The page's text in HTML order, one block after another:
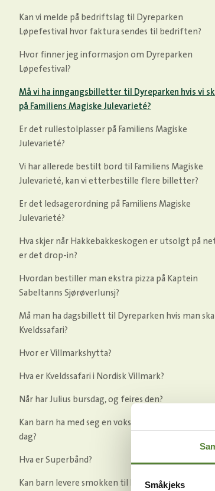
Småkjeks
Kan vi melde på bedriftslag til Dyreparken
Løpefestival hvor faktura sendes til bedriften?
Hvor finner jeg informasjon om Dyreparken
Løpefestival?
Må vi ha inngangsbilletter til Dyreparken hvis vi
på Familiens Magiske Julevarieté?
Er det rullestolplasser på Familiens Magiske
Julevarieté?
Vi har allerede bestilt bord til Familiens Magiske
Julevarieté, kan vi etterbestille flere billetter?
Er det ledsagerordning på Familiens Magiske
Julevarieté?
Hva skjer når Hakkebakkeskogen er utsolgt på
er det drop-in?
Hvordan bestiller man ekstra pizza på Kaptein
Sabeltanns Sjørøverlunsj?
Må man ha dagsbillett til Dyreparken hvis man
Kveldssafari?
Hvor er Villmarkshytta?
Hva er Kveldssafari i Nordisk Villmark?
Når har Julius bursdag, og feires den?
Kan barn ha med seg en voksen på Dyrepasser for
dag?
Hva er Superbånd?
Kan barn levere smokken til Kaptein Sabeltann?